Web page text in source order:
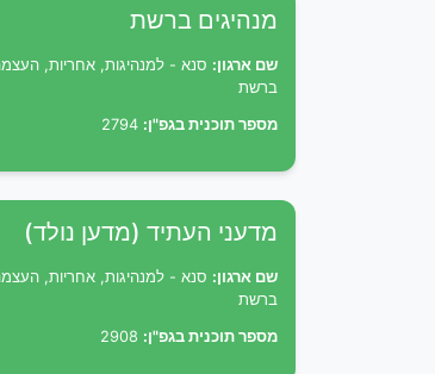
מנהיגים ברשת
שם ארגון: סנא - למנהיגות, אחריות,
ברשת
מספר תוכנית בגפ"ן:
מדעני העתיד (מדען נולד)
שם ארגון: סנא - למנהיגות, אחריות,
ברשת
מספר תוכנית בגפ"ן: